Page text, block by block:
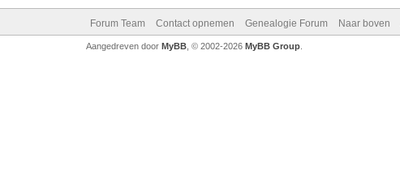
Forum Team Contact opnemen Genealogie Forum Naar boven
Aangedreven door MyBB, © 2002-2026 MyBB Group.